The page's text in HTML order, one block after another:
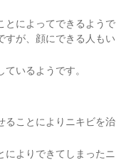
とによってできるようで
すが、顔にできる人もい
いるようです。
ることによりニキビを治
によりできてしまったニ